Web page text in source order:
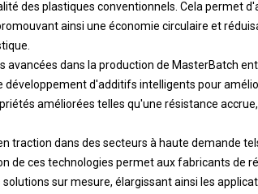
des plastiques conventionnels. Cela permet
ainsi une économie circulaire et
avancées dans la production de MasterBatch
développement d'additifs intelligents pour
améliorées telles qu'une résistance
traction dans des secteurs à haute demande
de ces technologies permet aux fabricants de
sur mesure, élargissant ainsi les